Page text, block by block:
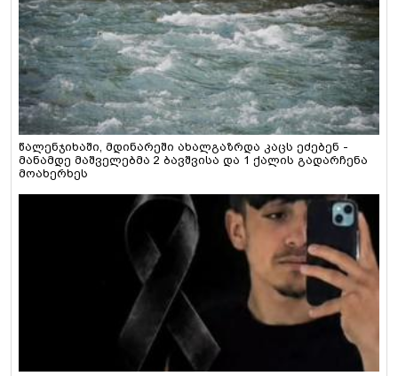
წალენჯიხაში, მდინარეში ახალგაზრდა კაცს ეძებენ -
მანამდე მაშველებმა 2 ბავშვისა და 1 ქალის გადარჩენა
მოახერხეს